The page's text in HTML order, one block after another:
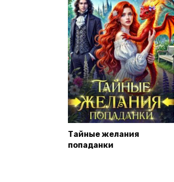
Тайные желания
попаданки